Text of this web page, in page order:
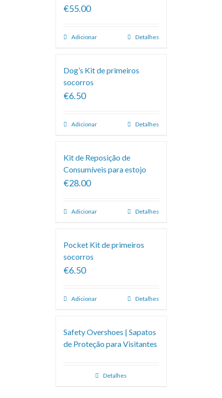
€55.00
Adicionar Detalhes
Dog’s Kit de primeiros
socorros
€6.50
Adicionar Detalhes
Kit de Reposição de
Consumíveis para estojo
€28.00
Adicionar Detalhes
Pocket Kit de primeiros
socorros
€6.50
Adicionar Detalhes
Safety Overshoes | Sapatos
de Proteção para Visitantes
Detalhes